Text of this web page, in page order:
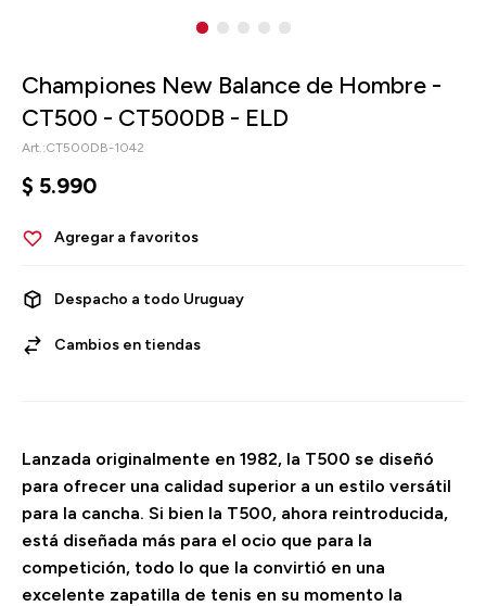
Championes New Balance de Hombre -
CT500 - CT500DB - ELD
CT500DB-1042
$ 5.990
Despacho a todo Uruguay
Cambios en tiendas
Lanzada originalmente en 1982, la T500 se diseñó
para ofrecer una calidad superior a un estilo versátil
para la cancha. Si bien la T500, ahora reintroducida,
está diseñada más para el ocio que para la
competición, todo lo que la convirtió en una
excelente zapatilla de tenis en su momento la